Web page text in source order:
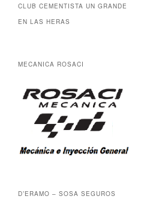
CLUB CEMENTISTA UN GRANDE
EN LAS HERAS
MECANICA ROSACI
D’ERAMO – SOSA SEGUROS